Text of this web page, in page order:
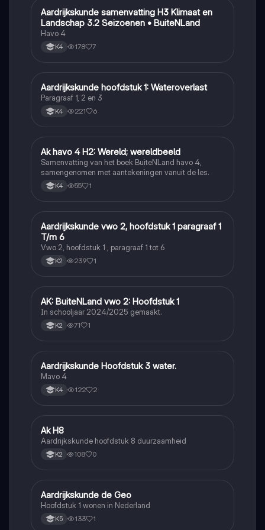
Aardrijkskunde
Aardrijkskunde samenvatting H3 Klimaat en
Landschap 3.2 Seizoenen • BuiteNLand
Havo 4
K4 178 7
Aardrijkskunde
Aardrijkskunde hoofdstuk 1: Wateroverlast
Paragraaf 1, 2 en 3
K4 221 6
Aardrijkskunde
Ak havo 4 H2: Wereld; wereldbeeld
Samenvatting van het boek BuiteNLand havo 4,
samengenomen met aantekeningen vanuit de les.
K4 55 1
Aardrijkskunde
Aardrijkskunde vwo 2, hoofdstuk 1 paragraaf 1
T/m 6
Vwo 2, hoofdstuk 1 , paragraaf 1 tot 6
K2 239 1
Aardrijkskunde
AK: BuiteNLand vwo 2: Hoofdstuk 1
In schooljaar 2024/2025 gemaakt.
K2 71 1
Aardrijkskunde
Aardrijkskunde Hoofdstuk 3 water.
Mavo 4
K4 122 2
Aardrijkskunde
Ak H8
Aardrijkskunde hoofdstuk 8 duurzaamheid
K2 108 0
Aardrijkskunde
Aardrijkskunde de Geo
Hoofdstuk 1 wonen in Nederland
K5 133 1